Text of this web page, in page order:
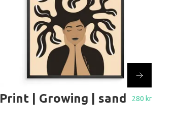
Print | Growing | sand 280 kr